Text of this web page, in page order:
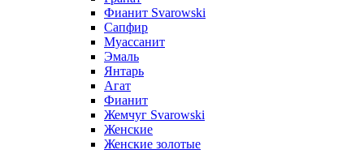
Фианит Svarowski
Сапфир
Муассанит
Эмаль
Янтарь
Агат
Фианит
Жемчуг Svarowski
Женские
Женские золотые